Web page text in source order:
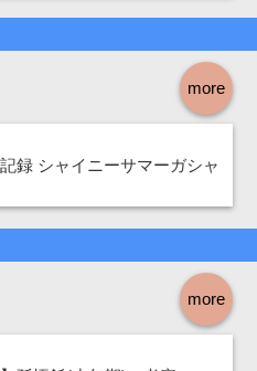
more
録 シャイニーサマーガシャ
more